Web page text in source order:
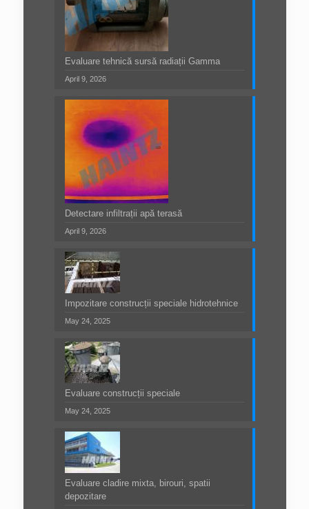
Evaluare tehnică sursă radiații Gamma
April 9, 2026
Detectare infiltrații apă terasă
April 9, 2026
Impozitare construcții speciale hidrotehnice
May 24, 2025
Evaluare construcții speciale
May 24, 2025
Evaluare cladire mixta, birouri, spatii
depozitare